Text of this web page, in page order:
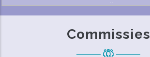
Commissies